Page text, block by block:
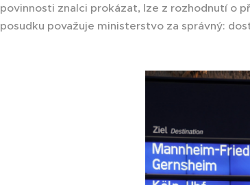
povinnosti znalci prokázat, lze z rozhodnutí o
posudku považuje ministerstvo za správný: